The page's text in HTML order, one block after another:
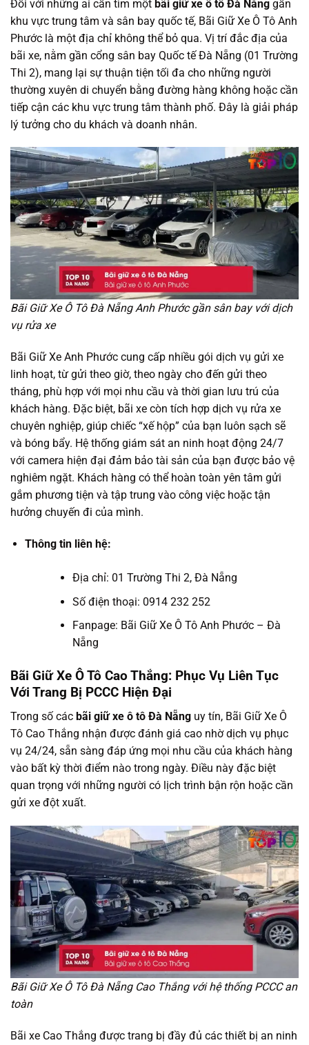
Đối với những ai cần tìm một bãi giữ xe ô tô Đà Nẵng gần
khu vực trung tâm và sân bay quốc tế, Bãi Giữ Xe Ô Tô Anh
Phước là một địa chỉ không thể bỏ qua. Vị trí đắc địa của
bãi xe, nằm gần cổng sân bay Quốc tế Đà Nẵng (01 Trường
Thi 2), mang lại sự thuận tiện tối đa cho những người
thường xuyên di chuyển bằng đường hàng không hoặc cần
tiếp cận các khu vực trung tâm thành phố. Đây là giải pháp
lý tưởng cho du khách và doanh nhân.
Bãi Giữ Xe Ô Tô Đà Nẵng Anh Phước gần sân bay với dịch
vụ rửa xe
Bãi Giữ Xe Anh Phước cung cấp nhiều gói dịch vụ gửi xe
linh hoạt, từ gửi theo giờ, theo ngày cho đến gửi theo
tháng, phù hợp với mọi nhu cầu và thời gian lưu trú của
khách hàng. Đặc biệt, bãi xe còn tích hợp dịch vụ rửa xe
chuyên nghiệp, giúp chiếc “xế hộp” của bạn luôn sạch sẽ
và bóng bẩy. Hệ thống giám sát an ninh hoạt động 24/7
với camera hiện đại đảm bảo tài sản của bạn được bảo vệ
nghiêm ngặt. Khách hàng có thể hoàn toàn yên tâm gửi
gắm phương tiện và tập trung vào công việc hoặc tận
hưởng chuyến đi của mình.
Thông tin liên hệ:
Địa chỉ: 01 Trường Thi 2, Đà Nẵng
Số điện thoại: 0914 232 252
Fanpage: Bãi Giữ Xe Ô Tô Anh Phước – Đà
Nẵng
Bãi Giữ Xe Ô Tô Cao Thắng: Phục Vụ Liên Tục
Với Trang Bị PCCC Hiện Đại
Trong số các bãi giữ xe ô tô Đà Nẵng uy tín, Bãi Giữ Xe Ô
Tô Cao Thắng nhận được đánh giá cao nhờ dịch vụ phục
vụ 24/24, sẵn sàng đáp ứng mọi nhu cầu của khách hàng
vào bất kỳ thời điểm nào trong ngày. Điều này đặc biệt
quan trọng với những người có lịch trình bận rộn hoặc cần
gửi xe đột xuất.
Bãi Giữ Xe Ô Tô Đà Nẵng Cao Thắng với hệ thống PCCC an
toàn
Bãi xe Cao Thắng được trang bị đầy đủ các thiết bị an ninh